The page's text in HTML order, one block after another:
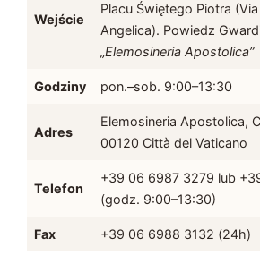
Wejście
Placu Świętego Piotra
Angelica). Powiedz
„Elemosineria Apostolica”
Godziny pon.–sob. 9:00–13:30
Adres
Elemosineria Apostolica,
00120 Città del Vaticano
Telefon
+39 06 6987 3279 lub
(godz. 9:00–13:30)
Fax +39 06 6988 3132 (24h)